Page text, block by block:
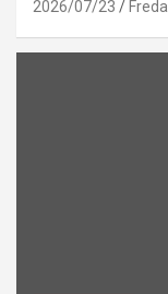
2026/07/23 Freda